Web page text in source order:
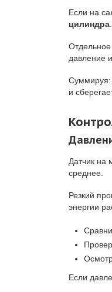
Если на
цилиндра
Отдельное
давление
Суммируя:
и
Датчик на
среднее.
Резкий
энергии
Если